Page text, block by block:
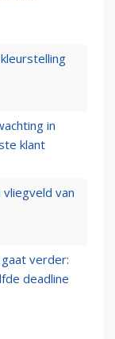
in
klant
van
verder:
deadline